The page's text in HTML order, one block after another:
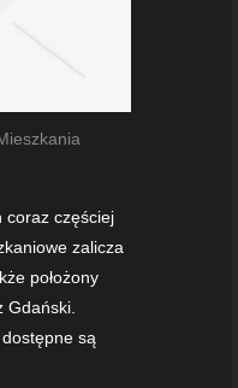
coraz częściej
zalicza
położony
Gdański.
są